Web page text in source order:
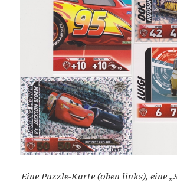
Eine Puzzle-Karte (oben links), eine